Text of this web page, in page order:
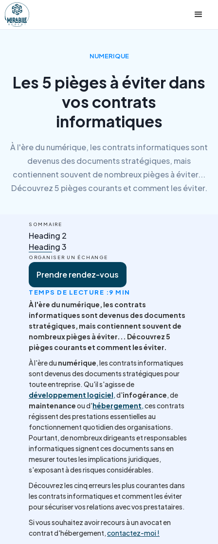
NUMERIQUE
Les 5 pièges à éviter dans
vos contrats
informatiques
À l'ère du numérique, les contrats informatiques sont
devenus des documents stratégiques, mais
contiennent souvent de nombreux pièges à éviter...
Découvrez 5 pièges courants et comment les éviter.
SOMMAIRE
Heading 2
Heading 3
ORGANISER UN ÉCHANGE
Prendre rendez-vous
TEMPS DE LECTURE :9 MIN
À l'ère du numérique, les contrats
informatiques sont devenus des documents
stratégiques, mais contiennent souvent de
nombreux pièges à éviter... Découvrez 5
pièges courants et comment les éviter.
À l'ère du numérique, les contrats informatiques
sont devenus des documents stratégiques pour
toute entreprise. Qu'il s'agisse de
développement logiciel,d'infogérance, de
maintenanceou d'hébergement,ces contrats
régissent des prestations essentielles au
fonctionnement quotidien des organisations.
Pourtant, de nombreux dirigeants et responsables
informatiques signent ces documents sans en
mesurer toutes les implications juridiques,
s'exposant à des risques considérables.
Découvrez les cinq erreurs les plus courantes dans
les contrats informatiques et comment les éviter
pour sécuriser vos relations avec vos prestataires.
Si vous souhaitez avoir recours à un avocat en
contrat d'hébergement,contactez-moi !